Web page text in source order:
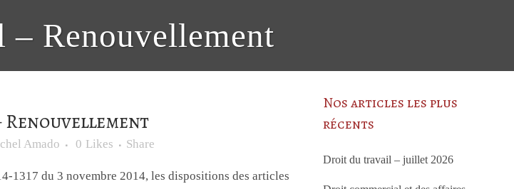
Renouvellement
Amado 0 Likes Share
1317 du 3 novembre 2014, les dispositions des articles
Nos articles les plus
récents
Droit du travail – juillet 2026